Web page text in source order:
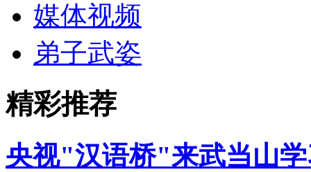
媒体视频
弟子武姿
精彩推荐
央视"汉语桥"来武当山